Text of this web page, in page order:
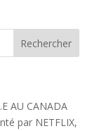
AU CANADA
par NETFLIX,